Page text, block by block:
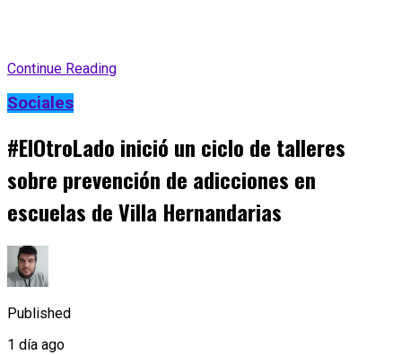
Continue Reading
Sociales
#ElOtroLado inició un ciclo de talleres
sobre prevención de adicciones en
escuelas de Villa Hernandarias
Published
1 día ago